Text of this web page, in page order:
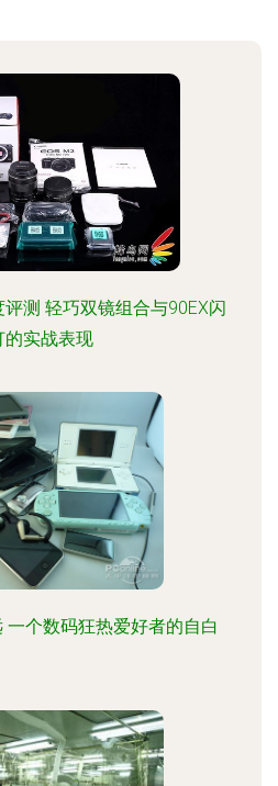
测 轻巧双镜组合与90EX闪
的实战表现
个数码狂热爱好者的自白